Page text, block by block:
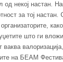
од некој настан.
за тој
што ги
ваква
на БЕАМ